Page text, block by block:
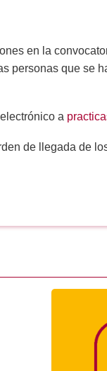
en la
personas que se
a
de llegada de